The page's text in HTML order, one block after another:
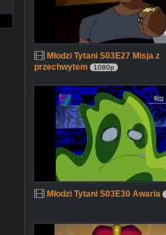
Młodzi Tytani S03E27 Misja z
przechwytem
1080p
Młodzi Tytani S03E30 Awaria